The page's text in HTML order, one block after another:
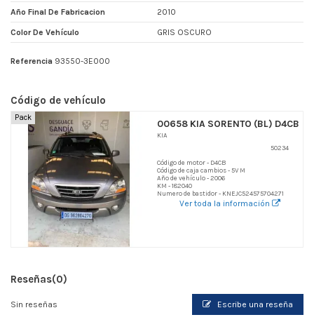
Año Final De Fabricacion 2010
Color De Vehículo GRIS OSCURO
Referencia 93550-3E000
Código de vehículo
Pack
00658 KIA SORENTO (BL) D4CB
KIA
50234
Código de motor - D4CB
Código de caja cambios - 5V M
Año de vehículo - 2006
KM - 182040
Numero de bastidor - KNEJC524575704271
Ver toda la información
Reseñas(0)
Sin reseñas Escribe una reseña